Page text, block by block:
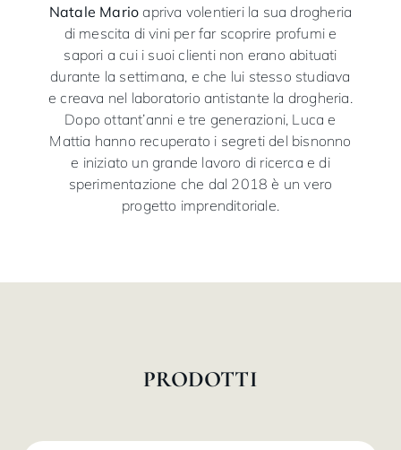
Natale Mario apriva volentieri la sua drogheria
di mescita di vini per far scoprire profumi e
sapori a cui i suoi clienti non erano abituati
durante la settimana, e che lui stesso studiava
e creava nel laboratorio antistante la drogheria.
Dopo ottant’anni e tre generazioni, Luca e
Mattia hanno recuperato i segreti del bisnonno
e iniziato un grande lavoro di ricerca e di
sperimentazione che dal 2018 è un vero
progetto imprenditoriale.
PRODOTTI